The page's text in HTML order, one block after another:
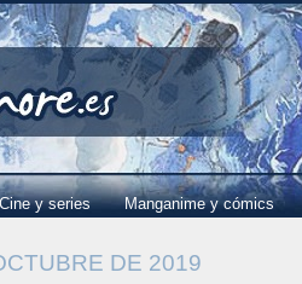
Cine y series Manganime y cómics
DE 2019